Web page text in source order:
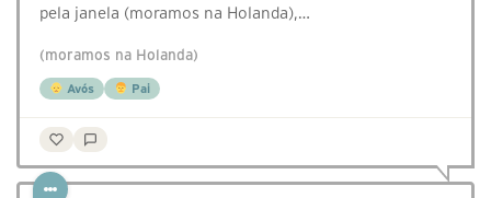
pela janela (moramos na Holanda),…
(moramos na Holanda)
Avós Pai